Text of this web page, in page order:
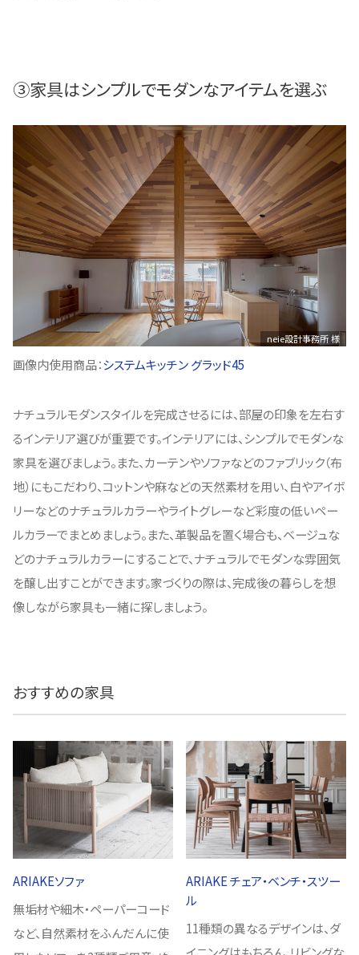
③家具はシンプルでモダンなアイテムを選ぶ
neie設計事務所 様
画像内使用商品：システムキッチン グラッド45
ナチュラルモダンスタイルを完成させるには、部屋の印象を左右す
るインテリア選びが重要です。インテリアには、シンプルでモダンな
家具を選びましょう。また、カーテンやソファなどのファブリック（布
地）にもこだわり、コットンや麻などの天然素材を用い、白やアイボ
リーなどのナチュラルカラーやライトグレーなど彩度の低いペー
ルカラーでまとめましょう。また、革製品を置く場合も、ベージュな
どのナチュラルカラーにすることで、ナチュラルでモダンな雰囲気
を醸し出すことができます。家づくりの際は、完成後の暮らしを想
像しながら家具も一緒に探しましょう。
おすすめの家具
ARIAKEソファ
無垢材や細木・ペーパーコード
など、自然素材をふんだんに使
ARIAKE チェア・ベンチ・スツー
ル
11種類の異なるデザインは、ダ